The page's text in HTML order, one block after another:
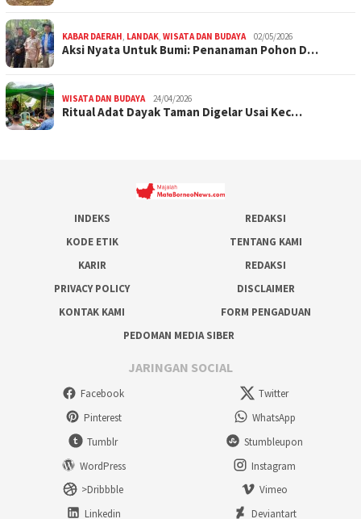
KABAR DAERAH, LANDAK, WISATA DAN BUDAYA 02/05/2026
Aksi Nyata Untuk Bumi: Penanaman Pohon D…
WISATA DAN BUDAYA 24/04/2026
Ritual Adat Dayak Taman Digelar Usai Kec…
INDEKS
REDAKSI
KODE ETIK
TENTANG KAMI
KARIR
REDAKSI
PRIVACY POLICY
DISCLAIMER
KONTAK KAMI
FORM PENGADUAN
PEDOMAN MEDIA SIBER
JARINGAN SOCIAL
Facebook
Twitter
Pinterest
WhatsApp
Tumblr
Stumbleupon
WordPress
Instagram
>Dribbble
Vimeo
Linkedin
Deviantart